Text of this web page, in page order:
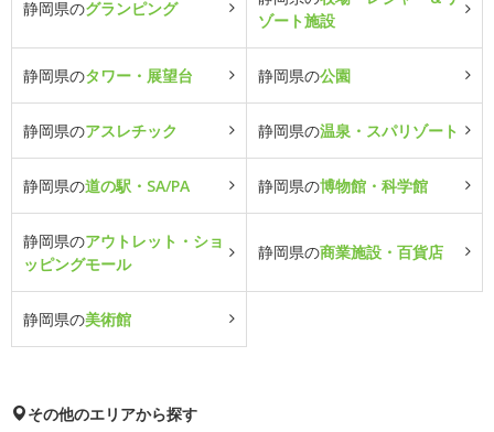
静岡県のグランピング
ゾート施設
静岡県のタワー・展望台 静岡県の公園
静岡県のアスレチック 静岡県の温泉・スパリゾート
静岡県の道の駅・SA/PA 静岡県の博物館・科学館
静岡県のアウトレット・ショ
ッピングモール
静岡県の商業施設・百貨店
静岡県の美術館
その他のエリアから探す